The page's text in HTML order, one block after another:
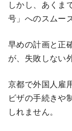
しかし、あくま
号」へのスムー
早めの計画と正
が、失敗しない
京都で外国人雇
ビザの手続きや
しれません。